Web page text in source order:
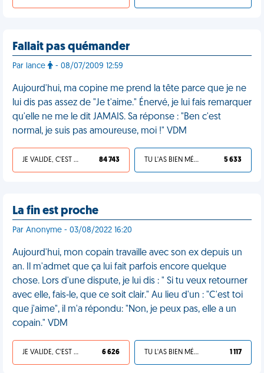
Fallait pas quémander
Par lance - 08/07/2009 12:59
Aujourd'hui, ma copine me prend la tête parce que je ne
lui dis pas assez de "Je t'aime." Énervé, je lui fais remarquer
qu'elle ne me le dit JAMAIS. Sa réponse : "Ben c'est
normal, je suis pas amoureuse, moi !" VDM
JE VALIDE, C'EST UNE VDM 84 743 TU L'AS BIEN MÉRITÉ 5 633
La fin est proche
Par Anonyme - 03/08/2022 16:20
Aujourd'hui, mon copain travaille avec son ex depuis un
an. Il m'admet que ça lui fait parfois encore quelque
chose. Lors d'une dispute, je lui dis : " Si tu veux retourner
avec elle, fais-le, que ce soit clair." Au lieu d'un : "C'est toi
que j'aime", il m'a répondu: "Non, je peux pas, elle a un
copain." VDM
JE VALIDE, C'EST UNE VDM 6 626 TU L'AS BIEN MÉRITÉ 1 117